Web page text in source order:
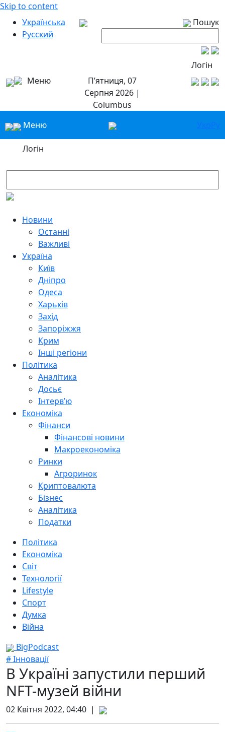
Skip to content
Українська
Русский
Пошук
Логін
Меню
П’ятниця, 07
Серпня 2026 |
Columbus
Меню
УкрРу
Логін
Новини
Останні
Важливі
Україна
Київ
Дніпро
Одеса
Харьків
Захід
Запоріжжя
Крим
Інші регіони
Політика
Аналітика
Досьє
Інтерв’ю
Економіка
Фінанси
Фінансові новини
Макроекономіка
Ринки
Агроринок
Криптовалюта
Бізнес
Аналітика
Податки
Політика
Економіка
Світ
Технології
Lifestyle
Спорт
Думка
Війна
BigPodcast
# Інновації
В Україні запустили перший
NFT-музей війни
02 Квітня 2022, 04:40 |